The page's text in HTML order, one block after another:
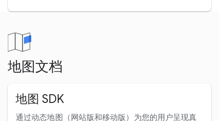
地图文档
地图 SDK
通过动态地图（网站版和移动版）为您的用户呈现真